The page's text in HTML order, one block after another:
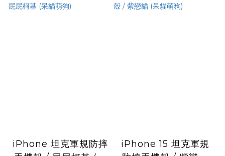
iPhone 坦克軍規防摔
iPhone 15 坦克軍規